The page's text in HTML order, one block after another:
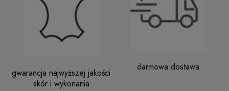
gwarancja najwyższej jakości
skór i wykonania
darmowa dostawa